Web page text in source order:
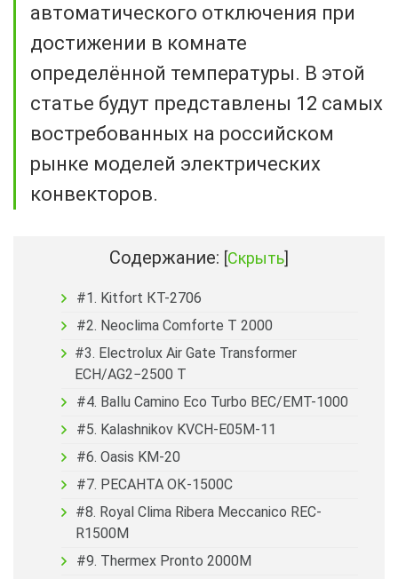
автоматического отключения при
достижении в комнате
определённой температуры. В этой
статье будут представлены 12 самых
востребованных на российском
рынке моделей электрических
конвекторов.
Содержание: [Скрыть]
#1. Kitfort КТ-2706
#2. Neoclima Comforte T 2000
#3. Electrolux Air Gate Transformer
ECH/AG2−2500 T
#4. Ballu Camino Eco Turbo BEC/EMT-1000
#5. Kalashnikov KVCH-E05M-11
#6. Oasis KM-20
#7. РЕСАНТА ОК-1500С
#8. Royal Clima Ribera Meccanico REC-
R1500M
#9. Thermex Pronto 2000M